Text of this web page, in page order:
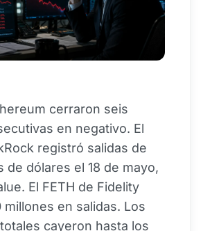
cerraron seis
en negativo. El
registró salidas de
de dólares el 18 de mayo,
El FETH de Fidelity
millones en salidas. Los
cayeron hasta los